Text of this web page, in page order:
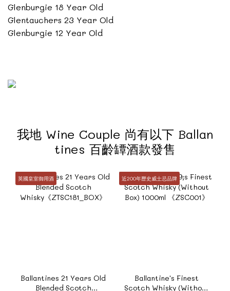
Glenburgie 18 Year Old
Glentauchers 23 Year Old
Glenburgie 12 Year Old
我地 Wine Couple 尚有以下 Ballan
tines 百齡罈酒款發售
英國皇室御用酒
Ballantines 21 Years Old
Blended Scotch
近200年歷史威士忌品牌
Ballantine's Finest
Scotch Whisky (Without